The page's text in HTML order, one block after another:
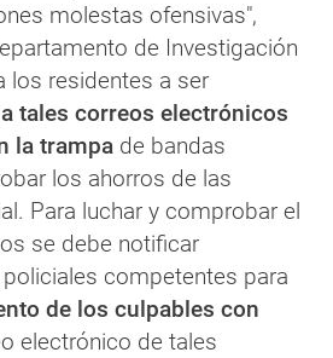
molestas ofensivas",
de Investigación
los residentes a ser
tales correos electrónicos
la trampa de bandas
los ahorros de las
Para luchar y comprobar el
se debe notificar
competentes para
de los culpables con
electrónico de tales